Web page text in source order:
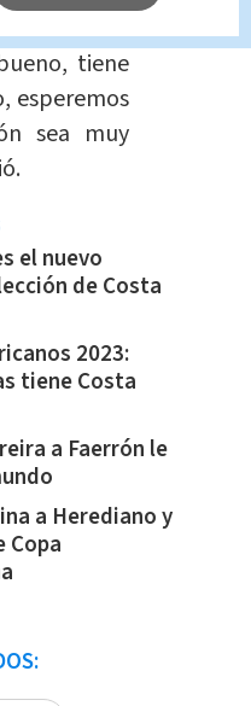
con el
tiene
esperemos
sea muy
el nuevo
de Costa
2023:
tiene Costa
a Faerrón le
a Herediano y
Copa